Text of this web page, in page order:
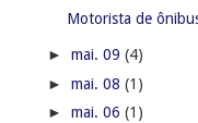
Motorista de
► mai. 09 (4)
► mai. 08 (1)
► mai. 06 (1)